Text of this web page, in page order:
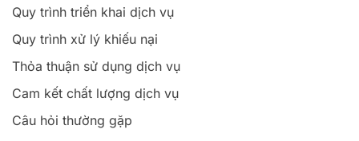
Quy trình triển khai dịch vụ
Quy trình xử lý khiếu nại
Thỏa thuận sử dụng dịch vụ
Cam kết chất lượng dịch vụ
Câu hỏi thường gặp